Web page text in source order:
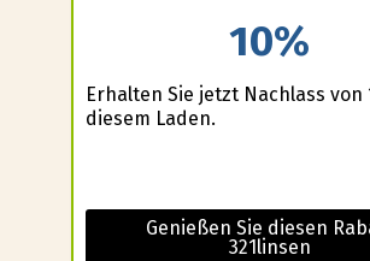
10%
Erhalten Sie jetzt Nachlass von
diesem Laden.
Genießen Sie diesen
321linsen